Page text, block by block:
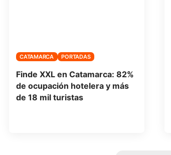
CATAMARCA PORTADAS
Finde XXL en Catamarca: 82%
de ocupación hotelera y más
de 18 mil turistas